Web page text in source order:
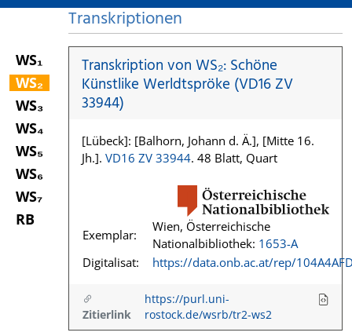
WS₁
WS₂
WS₃
WS₄
WS₅
WS₆
WS₇
RB
Transkriptionen
Transkription von WS₂: Schöne
Künstlike Werldtspröke (VD16 ZV
33944)
[Lübeck]: [Balhorn, Johann d. Ä.], [Mitte 16.
Jh.]. VD16 ZV 33944. 48 Blatt, Quart
Exemplar:
Wien, Österreichische
Nationalbibliothek: 1653-A
Digitalisat:
https://data.onb.ac.at/rep/
Zitierlink
https://purl.uni-
rostock.de/wsrb/tr2-ws2